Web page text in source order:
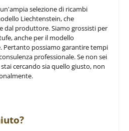
selezione di ricambi
Liechtenstein, che
dal produttore. Siamo grossisti per
anche per il modello
Pertanto possiamo garantire tempi
professionale. Se non sei
cercando sia quello giusto, non